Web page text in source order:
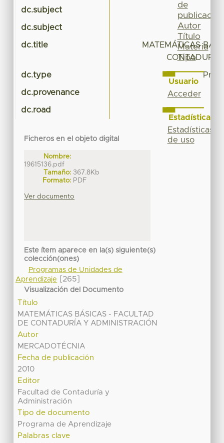
dc.subject
dc.subject
dc.title
MATEMÁTICAS
dc.type
dc.provenance
dc.road
Ficheros en el objeto digital
Nombre:
19615136.pdf
Tamaño: 367.8Kb
Formato: PDF
Ver documento
Este ítem aparece en la(s) siguiente(s)
colección(ones)
Programas de Unidades de
Aprendizaje
[265]
Visualización del Documento
Título
MATEMÁTICAS BÁSICAS - FACULTAD
DE CONTADURÍA Y ADMINISTRACIÓN
Autor
MERCADOTÉCNIA
Fecha de publicación
2010
Editor
Facultad de Contaduría y
Administración
Tipo de documento
Programa de Aprendizaje
Palabras clave
de
publicación
Autor
Título
Materia
Tipo
Usuario
Acceder
Estadísticas
Estadísticas
de uso